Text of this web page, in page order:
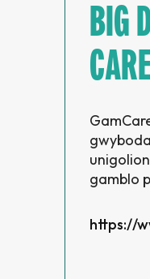
BIG
gamblo
https://